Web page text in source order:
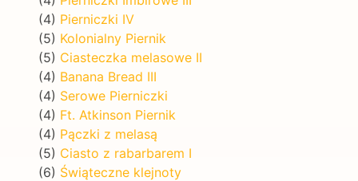
(4) Pierniczki IV
(5) Kolonialny Piernik
(5) Ciasteczka melasowe II
(4) Banana Bread III
(4) Serowe Pierniczki
(4) Ft. Atkinson Piernik
(4) Pączki z melasą
(5) Ciasto z rabarbarem I
(6) Świąteczne klejnoty